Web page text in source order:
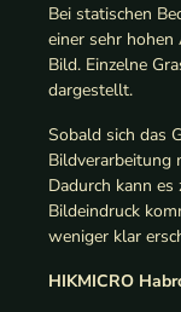
Bei statischen
einer sehr
Bild. Einzelne
dargestellt.
Sobald sich das
Bildverarbeitung
Dadurch kann es
Bildeindruck
weniger klar
HIKMICRO